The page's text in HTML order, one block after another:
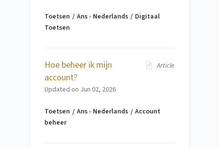
Toetsen Ans - Nederlands
Digitaal
Toetsen
Hoe beheer ik mijn
account?
Article
Updated on Jun 02, 2026
Toetsen Ans - Nederlands
Account
beheer